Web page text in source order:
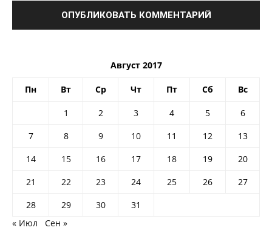
Август 2017
Пн Вт Ср Чт Пт Сб Вс
1 2 3 4 5
6
7
8 9 10 11 12
13
14
15 16 17 18 19
20
21
22 23 24 25 26
27
28
29 30
31
« Июл
Сен »